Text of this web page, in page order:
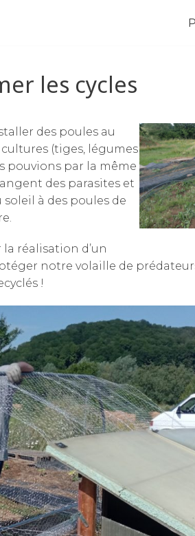
les cycles
des poules au
(tiges, légumes
pouvions par la même
des parasites et
à des poules de
réalisation d’un
notre volaille de
!